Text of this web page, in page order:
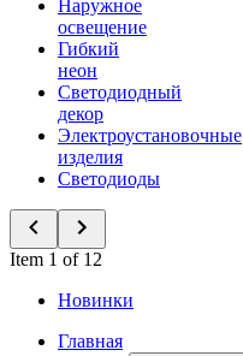
Наружное
освещение
Гибкий
неон
Светодиодный
декор
Электроустановочные
изделия
Светодиоды
Item 1 of 12
Новинки
Главная